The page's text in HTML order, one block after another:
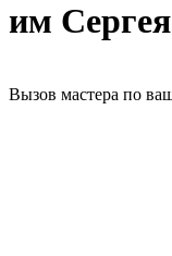
им
Вызов мастера по